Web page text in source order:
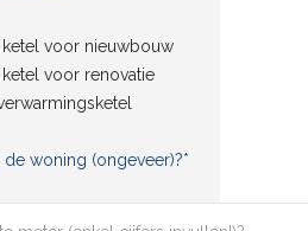
ketel voor nieuwbouw
ketel voor renovatie
de woning (ongeveer)?*